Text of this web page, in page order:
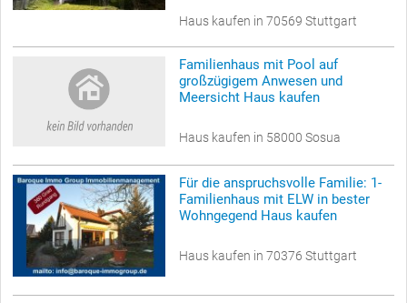
Haus kaufen in 70569 Stuttgart
Familienhaus mit Pool auf
großzügigem Anwesen und
Meersicht Haus kaufen
Haus kaufen in 58000 Sosua
Für die anspruchsvolle Familie: 1-
Familienhaus mit ELW in bester
Wohngegend Haus kaufen
Haus kaufen in 70376 Stuttgart